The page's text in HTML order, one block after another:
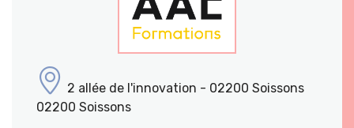
2 allée de l'innovation - 02200 Soissons
02200 Soissons